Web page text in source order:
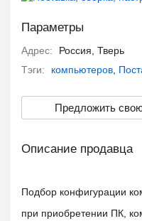
Параметры
Адрес:
Россия, Тверь
Тэги:
компьютеров,
Предложить
Описание продавца
Подбор конфигурации
при приобретении ПК,